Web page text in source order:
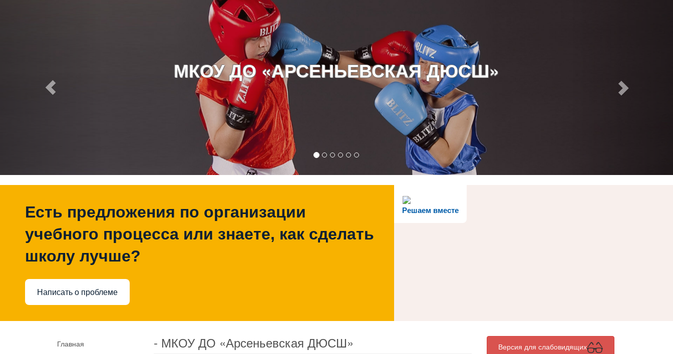
МКОУ ДО «АРСЕНЬЕВСКАЯ ДЮСШ»
Решаем вместе
Есть предложения по организации
учебного процесса или знаете, как сделать
школу лучше?
Написать о проблеме
Главная
- МКОУ ДО «Арсеньевская ДЮСШ» Версия для слабовидящих